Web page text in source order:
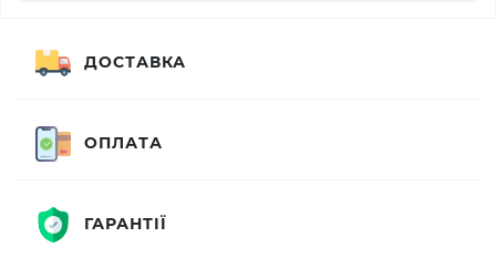
ДОСТАВКА
ОПЛАТА
ГАРАНТІЇ